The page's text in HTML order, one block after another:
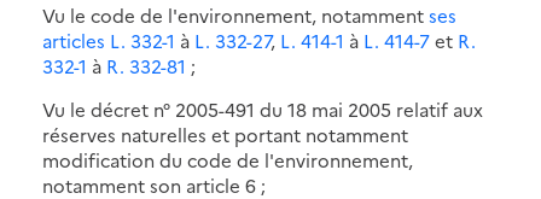
Vu le code de l'environnement, notammentses
articles L. 332-1 à L. 332-27, L. 414-1 à L. 414-7et R.
332-1 à R. 332-81 ;
Vu le décret n° 2005-491 du 18 mai 2005 relatif aux
réserves naturelles et portant notamment
modification du code de l'environnement,
notamment son article 6 ;